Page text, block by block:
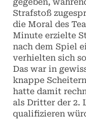
gegeben,
Strafstoß
die Moral des
Minute erzielte
nach dem Spiel
verhielten sich
Das war in
knappe
hatte damit
als Dritter der 2.
qualifizieren